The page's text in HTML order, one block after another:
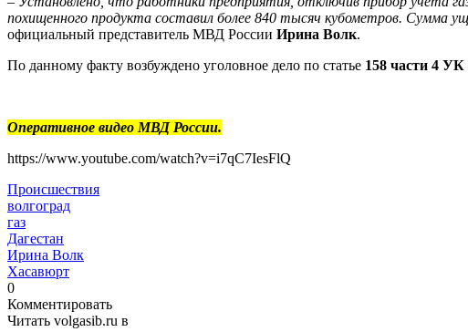
похищенного продукта составил более 840 тысяч кубометров. Сумма
официальный представитель МВД России Ирина Волк.
По данному факту возбуждено уголовное дело по статье 158 части 4
Оперативное видео МВД России.
https://www.youtube.com/watch?v=i7qC7IesFlQ
Происшествия
волгоград
газ
Дагестан
Ирина Волк
Хасавюрт
0
Комментировать
Читать volgasib.ru в